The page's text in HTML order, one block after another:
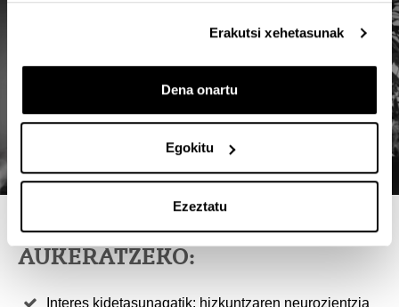
Erakutsi xehetasunak
Dena onartu
Egokitu
Ezeztatu
4 ARRAZOI MASTER HAU
AUKERATZEKO:
Interes kidetasunagatik; hizkuntzaren neurozientzia